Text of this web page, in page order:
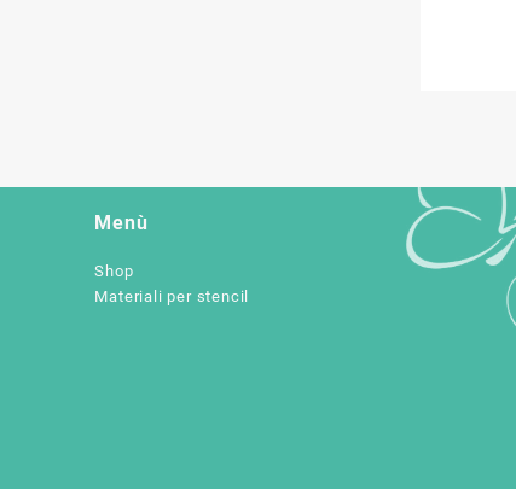
Menù
Shop
Materiali per stencil